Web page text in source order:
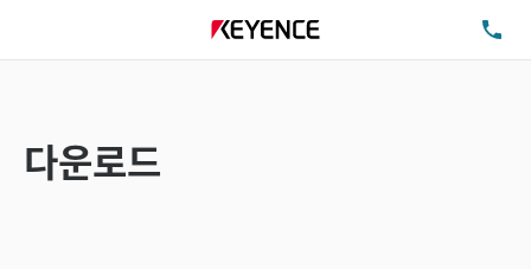
다운로드